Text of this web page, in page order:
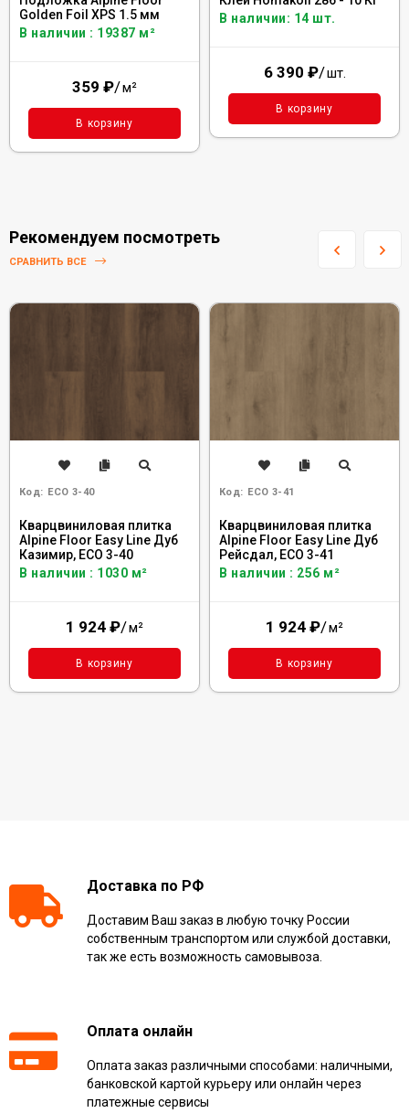
Golden Foil XPS 1.5 мм
В наличии : 19387 м²
359 ₽/м²
В корзину
В наличии: 14 шт.
6 390 ₽/шт.
В корзину
Рекомендуем посмотреть
СРАВНИТЬ ВСЕ
Код: ECO 3-40
Кварцвиниловая плитка
Alpine Floor Easy Line Дуб
Казимир, ЕСО 3-40
В наличии : 1030 м²
1 924 ₽/м²
В корзину
Код: ECO 3-41
Кварцвиниловая плитка
Alpine Floor Easy Line Дуб
Рейсдал, ЕСО 3-41
В наличии : 256 м²
1 924 ₽/м²
В корзину
Доставка по РФ
Доставим Ваш заказ в любую точку России
собственным транспортом или службой доставки,
так же есть возможность самовывоза.
Оплата онлайн
Оплата заказ различными способами: наличными,
банковской картой курьеру или онлайн через
платежные сервисы